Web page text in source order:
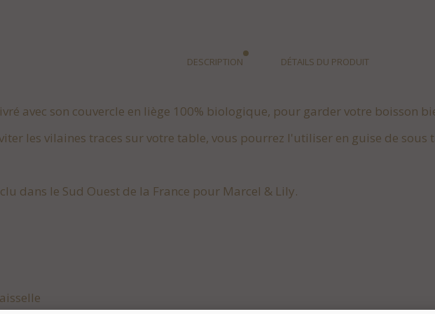
DESCRIPTION DÉTAILS DU PRODUIT
avec son couvercle en liège 100% biologique, pour garder votre boisson
les vilaines traces sur votre table, vous pourrez l'utiliser en guise de sous
dans le Sud Ouest de la France pour Marcel & Lily.